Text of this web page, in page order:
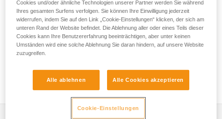
Aushängen verhakt. Die Standardgröße beeinträchtigt nicht
seine Leichtigkeit. Im Gegenteil: Sein ausgezeichnetes
Verhältnis zwischen Gewichtsersparnis und
Leistungsfähigkeit ermöglicht den Einsatz in vielfältigem
Gelände. Das Set enthält sechs SPIRIT-Karabiner mit
gebogenem Schnapper in unterschiedlichen Farben (Grau,
Leistungsverzeichnis
Cookies und/oder ähnliche Technologien unserer Partner werden Sie während
Ihres gesamten Surfens verfolgen. Sie können Ihre Einwilligung jederzeit
widerrufen, indem Sie auf den Link „Cookie-Einstellungen“ klicken, der sich am
unteren Rand der Website befindet. Die Ablehnung aller oder eines Teils dieser
Cookies kann Ihre Benutzererfahrung beeinträchtigen, aber unter keinen
Umständen wird eine solche Ablehnung Sie daran hindern, auf unsere Website
zuzugreifen.
Alle ablehnen Alle Cookies akzeptieren
Cookie-Einstellungen